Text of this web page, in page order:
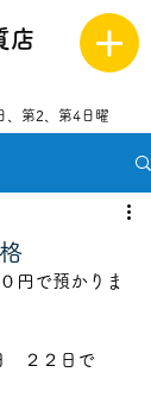
店
、第2、第4日曜
円で預かりま
　２２日で